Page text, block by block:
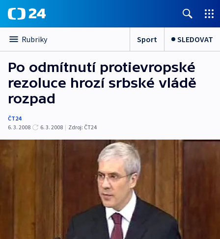
Rubriky Sport SLEDOVAT
Po odmítnutí protievropské
rezoluce hrozí srbské vládě
rozpad
ČT24
6. 3. 2008
6. 3. 2008 | Zdroj: ČT24